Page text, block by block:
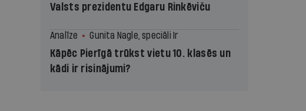
Valsts prezidentu Edgaru Rinkēviču
Analīze Gunita Nagle, speciāli Ir
Kāpēc Pierīgā trūkst vietu 10. klasēs un
kādi ir risinājumi?